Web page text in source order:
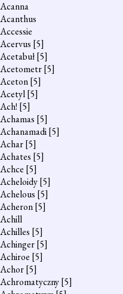
Acanna
Acanthus
Accessie
Acervus [5]
Acetabuł[5]
Acetometr[5]
Aceton[5]
Acetyl[5]
Ach! [5]
Achamas [5]
Achanamadi[5]
Achar[5]
Achates [5]
Achce [5]
Acheloidy[5]
Achelous [5]
Acheron[5]
Achill
Achilles [5]
Achinger[5]
Achiroe [5]
Achor[5]
Achromatyczny[5]